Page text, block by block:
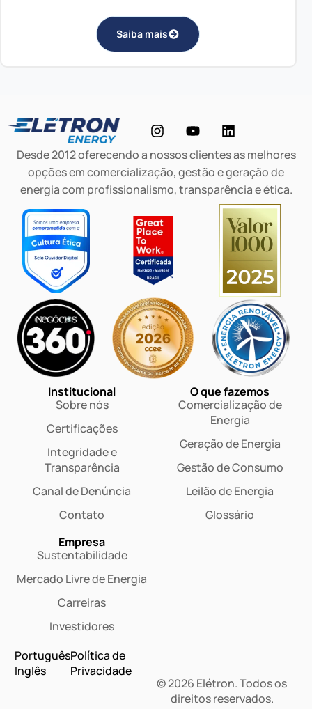
Saiba mais
Desde 2012 oferecendo a nossos clientes as melhores
opções em comercialização, gestão e geração de
energia com profissionalismo, transparência e ética.
Institucional
Sobre nós
Certificações
Integridade e
Transparência
Canal de Denúncia
Contato
O que fazemos
Comercialização de
Energia
Geração de Energia
Gestão de Consumo
Leilão de Energia
Glossário
Empresa
Sustentabilidade
Mercado Livre de Energia
Carreiras
Investidores
Português
Inglês
© 2026 Elétron. Todos os
direitos reservados.
Política de
Privacidade
Dashboard